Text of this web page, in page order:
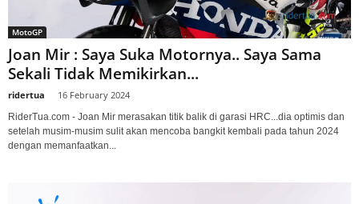
MotoGP
Joan Mir : Saya Suka Motornya.. Saya Sama
Sekali Tidak Memikirkan...
ridertua 16 February 2024
RiderTua.com - Joan Mir merasakan titik balik di garasi HRC...dia optimis dan
setelah musim-musim sulit akan mencoba bangkit kembali pada tahun 2024
dengan memanfaatkan...